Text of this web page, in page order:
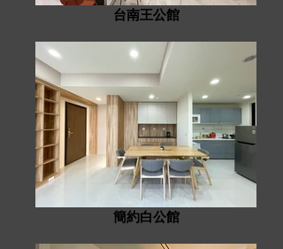
台南王公館
簡約白公館